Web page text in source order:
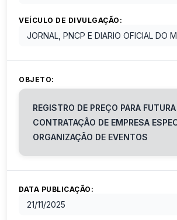
VEÍCULO DE DIVULGAÇÃO:
JORNAL, PNCP E DIARIO OFICIAL DO
OBJETO:
REGISTRO DE PREÇO PARA
CONTRATAÇÃO DE EMPRESA
ORGANIZAÇÃO DE EVENTOS
DATA PUBLICAÇÃO:
21/11/2025